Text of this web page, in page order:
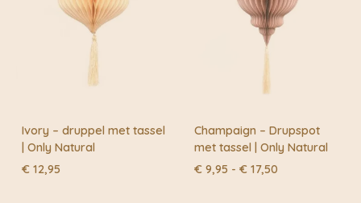
Ivory – druppel met tassel
| Only Natural
€ 12,95
Champaign – Drupspot
met tassel | Only Natural
€ 9,95 - € 17,50